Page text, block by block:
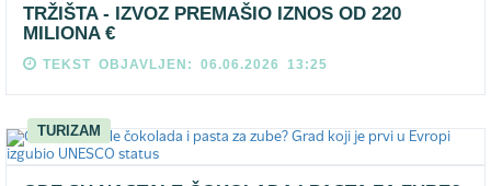
TRŽIŠTA - IZVOZ PREMAŠIO IZNOS OD 220
MILIONA €
TEKST OBJAVLJEN: 06.06.2026 13:25
TURIZAM